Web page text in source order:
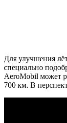
Для улучшения
специально
AeroMobil может
700 км. В